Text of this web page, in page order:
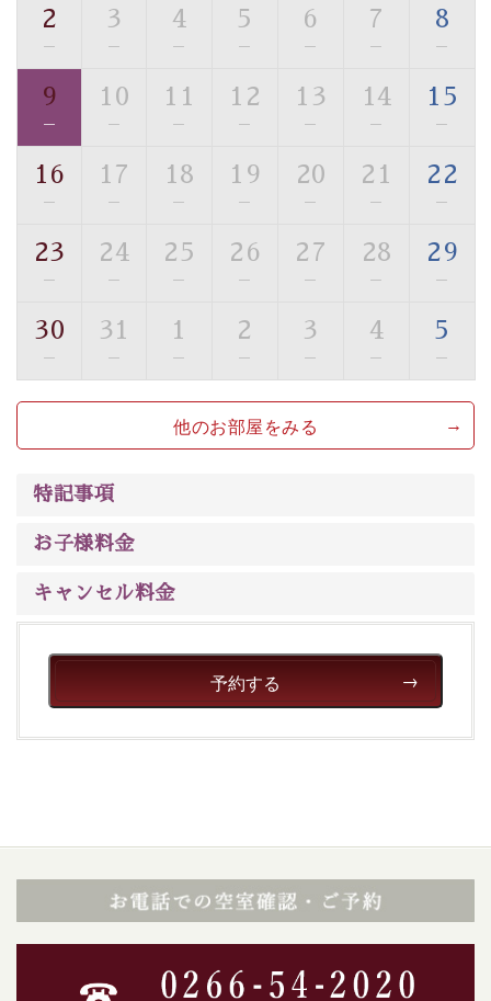
・環境に配慮したアメニティをご用意
・館内フリーWi-Fi
・駐車場完備
・チェックイン15時、チェックアウト10時
【お食事】
・個室料亭で個室食
・朝食はこだわりの味噌汁をはじめとした和定食
【温泉】
の効果が高い、極めて希有な源泉です。身も心も癒され
るご入浴をお愉しみください。
■お座敷風呂（大浴場）
温泉の成分に合わせ、防菌防カビの特殊素材の畳を使
用。 足元が柔らかく、そして滑りにくい畳のお風呂で
※男性大浴場までのご移動には階段がございます。 予め
眺望はございませんが、源泉掛け流しの温泉の質を楽し
む貸切温泉風呂です。ゆったりといやされるプライベー
トな空間をお愉しみください。
【旅】
■諏訪大社4社を巡る無料参拝バス
※交通規制などにより運行できない日がございます
※年末年始及び御柱祭前後は運行しておりません
で心癒されます。
2
—
3
—
4
—
5
—
6
—
7
—
8
—
9
—
10
—
11
—
12
—
13
—
14
—
15
—
16
—
17
—
18
—
19
—
20
—
21
—
22
—
23
—
24
—
25
—
26
—
27
—
28
—
29
—
30
—
31
—
1
—
2
—
3
—
4
—
5
—
他のお部屋をみる
特記事項
お子様料金
キャンセル料金
予約する